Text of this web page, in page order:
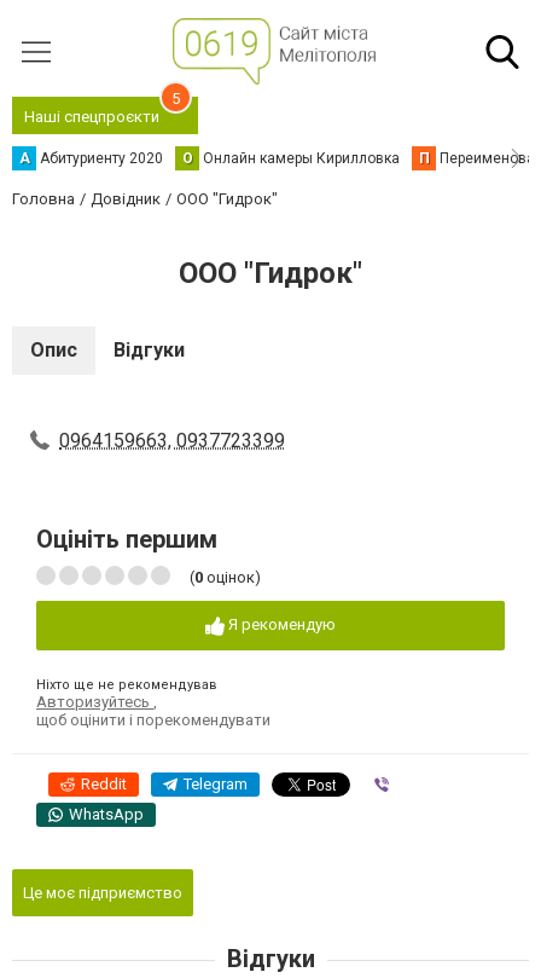
Наші спецпроєкти
5
А Абитуриенту 2020 О Онлайн камеры Кирилловка П
Головна Довідник ООО "Гидрок"
ООО "Гидрок"
Опис Відгуки
0964159663, 0937723399
Оцініть першим
(0 оцінок)
Я рекомендую
Ніхто ще не рекомендував
Авторизуйтесь
щоб оцінити і порекомендувати
Reddit Telegram
WhatsApp
Це моє підприємство
Відгуки